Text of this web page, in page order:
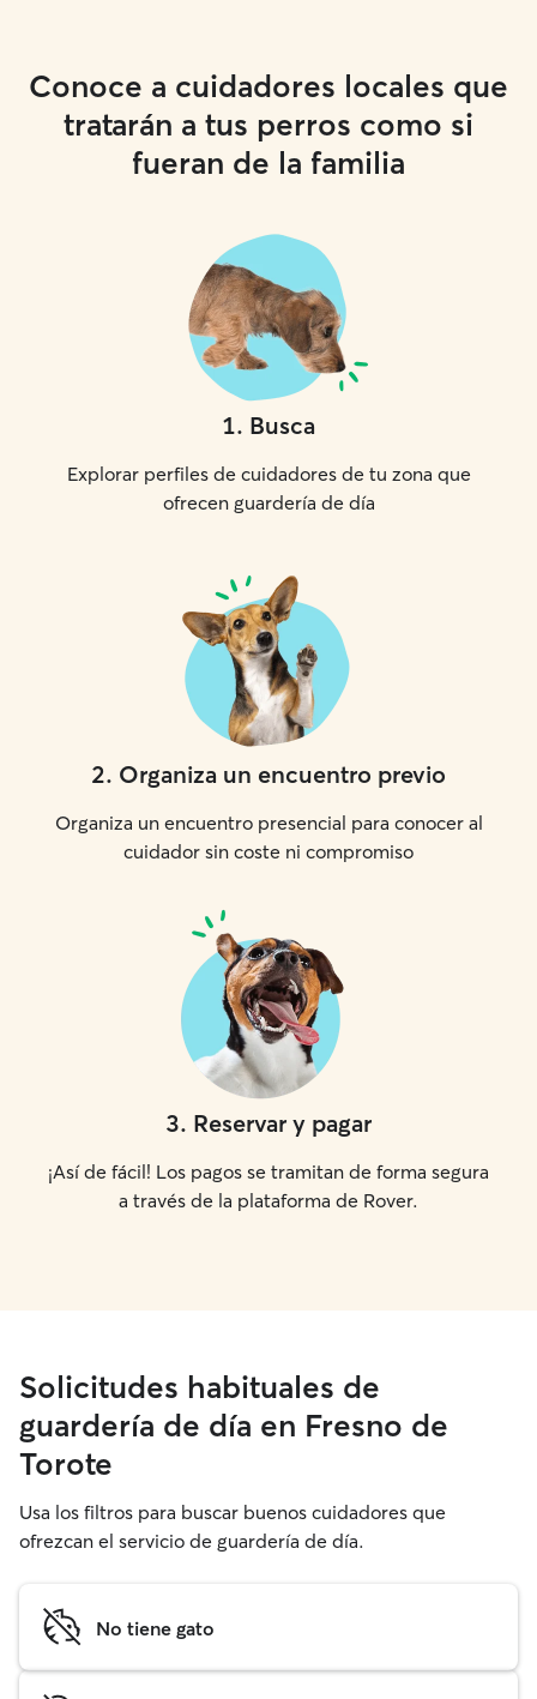
Conoce a cuidadores locales que
tratarán a tus perros como si
fueran de la familia
1. Busca
Explorar perfiles de cuidadores de tu zona que
ofrecen guardería de día
2. Organiza un encuentro previo
Organiza un encuentro presencial para conocer al
cuidador sin coste ni compromiso
3. Reservar y pagar
¡Así de fácil! Los pagos se tramitan de forma segura
a través de la plataforma de Rover.
Solicitudes habituales de
guardería de día en Fresno de
Torote
Usa los filtros para buscar buenos cuidadores que
ofrezcan el servicio de guardería de día.
No tiene gato